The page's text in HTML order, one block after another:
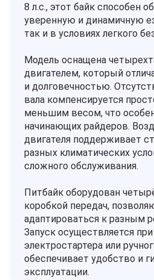
8 л.с., этот байк способен
уверенную и динамичную
так и в условиях легкого
Модель оснащена
двигателем, который
и долговечностью.
вала компенсируется
меньшим весом, что
начинающих райдеров.
двигателя поддерживает
разных климатических
сложного обслуживания.
Питбайк оборудован
коробкой передач,
адаптироваться к разным
Запуск осуществляется
электростартера или
обеспечивает удобство и
эксплуатации.